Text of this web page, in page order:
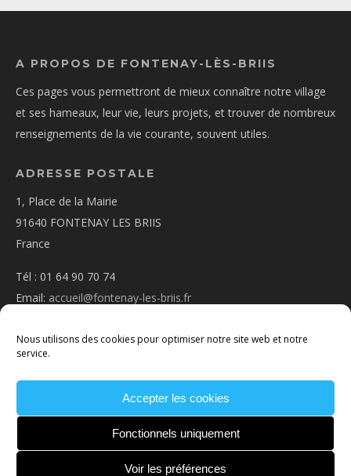
Nous utilisons des cookies pour optimiser notre site web et notre
service.
Accepter les cookies
Fonctionnels uniquement
Voir les préférences
A PROPOS DE FONTENAY-LÈS-BRIIS
Ces pages vous permettront de mieux connaître notre village
et ses hameaux, leur vie, leurs projets, et trouver de nombreux
renseignements de la vie courante, souvent utiles.
ADRESSE POSTALE
1, Place de la Mairie
91640 FONTENAY LES BRIIS
France
Tél : 01 64 90 70 74
Email: accueil@fontenay-les-briis.fr
NOUS CONTACTER
LÉGALES
POLITIQUE DE COOKIES
CONDITIONS
GÉNÉRALES